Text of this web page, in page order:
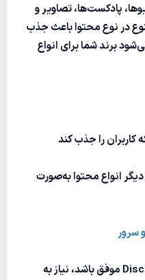
پادکست‌ها، تصاویر و
در نوع محتوا باعث جذب
برند شما برای انواع
کاربران را جذب کند
انواع محتوا به‌صورت
برای اینکه برند شخصی شما در Discord موفق باشد، نیاز به